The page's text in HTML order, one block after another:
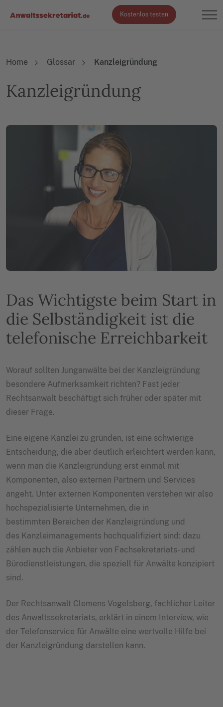
Kostenlos testen
Home Glossar Kanzleigründung
Kanzleigründung
Das Wichtigste beim Start in
die Selbständigkeit ist die
telefonische Erreichbarkeit
Worauf sollten Junganwälte bei der Kanzleigründung
besondere Aufmerksamkeit richten? Fast jeder
Rechtsanwalt beschäftigt sich früher oder später mit
dieser Frage.
Eine eigene Kanzlei zu gründen, ist eine schwierige
Entscheidung, die aber deutlich erleichtert werden kann,
wenn man die Kanzleigründung erst einmal mit
Komponenten, also externen Partnern und Services
angeht. Unter externen Komponenten verstehen wir also
hochspezialisierte Unternehmen, die in
bestimmten Bereichen der Kanzleigründung und
des Kanzleimanagements hochqualifiziert sind: dazu
zählen auch die Anbieter von Fachsekretariats- und
Bürodienstleistungen, die speziell für Anwälte konzipiert
sind.
Der Rechtsanwalt Clemens Vogelsberg, fachlicher Leiter
des Anwaltssekretariats, erklärt in einem Interview, wie
der Telefonservice für Anwälte eine wertvolle Hilfe bei
der Kanzleigründung darstellen kann.